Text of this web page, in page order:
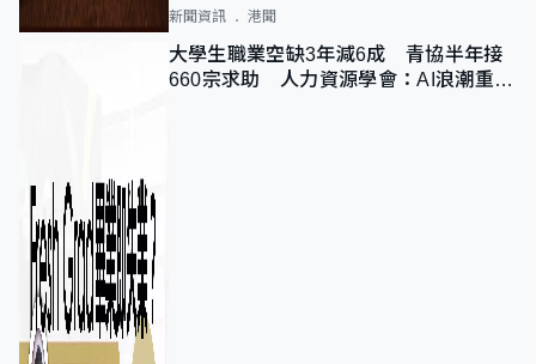
新聞資訊 港聞
大學生職業空缺3年減6成 青協半年接
660宗求助 人力資源學會：AI浪潮重整